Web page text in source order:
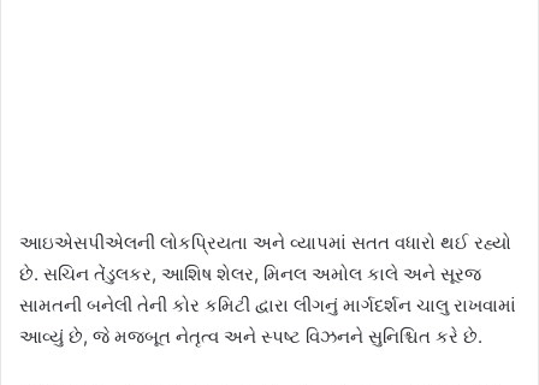
આઇએસપીએલની લોકપ્રિયતા અને વ્યાપમાં સતત વધારો થઈ રહ્યો
છે. સચિન તેંડુલકર, આશિષ શેલર, મિનલ અમોલ કાલે અને સૂરજ
સામતની બનેલી તેની કોર કમિટી દ્વારા લીગનું માર્ગદર્શન ચાલુ રાખવામાં
આવ્યું છે, જે મજબૂત નેતૃત્વ અને સ્પષ્ટ વિઝનને સુનિશ્ચિત કરે છે.